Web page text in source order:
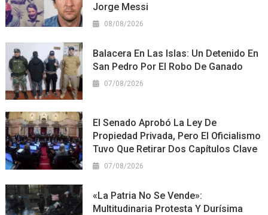
Jorge Messi
08/08/2026
Balacera En Las Islas: Un Detenido En
San Pedro Por El Robo De Ganado
07/08/2026
El Senado Aprobó La Ley De
Propiedad Privada, Pero El Oficialismo
Tuvo Que Retirar Dos Capítulos Clave
07/08/2026
«La Patria No Se Vende»:
Multitudinaria Protesta Y Durísima